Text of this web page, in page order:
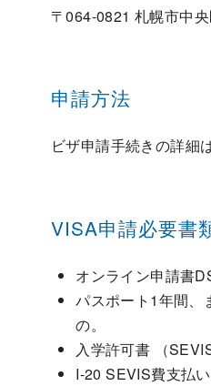
〒064-0821 札幌市中
申請方法
ビザ申請手続きの詳細
VISA申請必要書
オンライン申請書
パスポート1年間、
の。
入学許可書 （
I-20 SEVIS費支払